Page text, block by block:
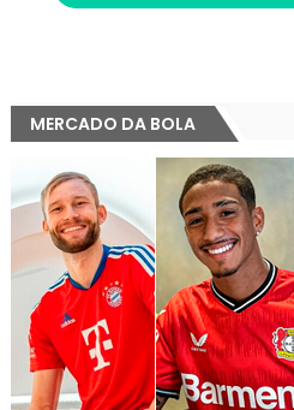
MERCADO DA BOLA